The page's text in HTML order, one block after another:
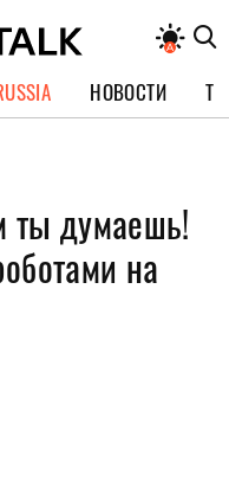
НОВОСТИ
ты думаешь!
на